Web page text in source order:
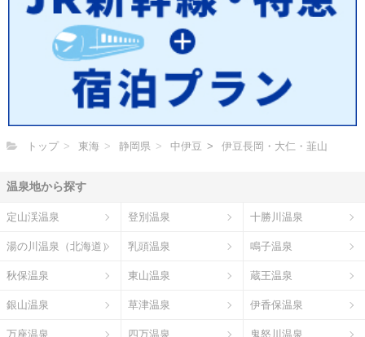
トップ 東海 静岡県 中伊豆 伊豆長岡・大仁・韮山
温泉地から探す
定山渓温泉 登別温泉 十勝川温泉
湯の川温泉（北海道） 乳頭温泉 鳴子温泉
秋保温泉 東山温泉 蔵王温泉
銀山温泉 草津温泉 伊香保温泉
万座温泉 四万温泉 鬼怒川温泉